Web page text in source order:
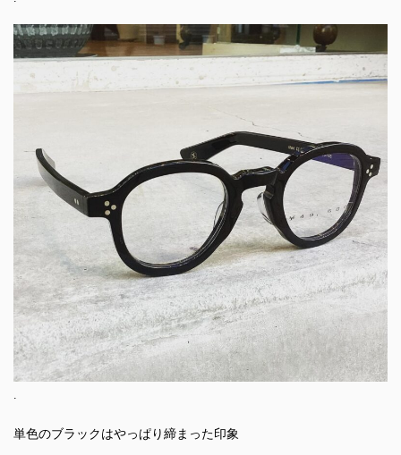
単色のブラックはやっぱり締まった印象